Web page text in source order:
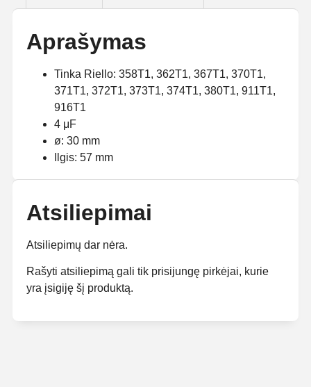
Aprašymas
Tinka Riello: 358T1, 362T1, 367T1, 370T1,
371T1, 372T1, 373T1, 374T1, 380T1, 911T1,
916T1
4 μF
ø: 30 mm
Ilgis: 57 mm
Atsiliepimai
Atsiliepimų dar nėra.
Rašyti atsiliepimą gali tik prisijungę pirkėjai, kurie
yra įsigiję šį produktą.